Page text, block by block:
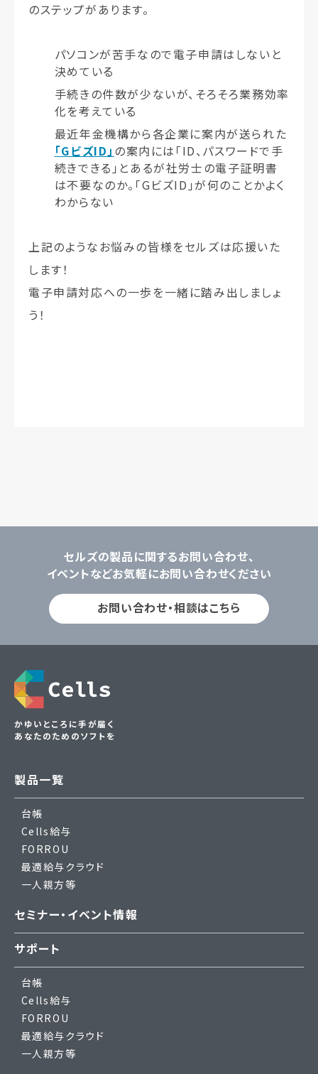
のステップがあります。
パソコンが苦手なので電子申請はしないと
決めている
手続きの件数が少ないが、そろそろ業務効率
化を考えている
最近年金機構から各企業に案内が送られた
「GビズID」 の案内には「ID、パスワードで手
続きできる」とあるが社労士の電子証明書
は不要なのか。「GビズID」が何のことかよく
わからない
上記のようなお悩みの皆様をセルズは応援いた
します！
電子申請対応への一歩を一緒に踏み出しましょ
う！
セルズの製品に関するお問い合わせ、
イベントなどお気軽にお問い合わせください
お問い合わせ・相談はこちら
かゆいところに手が届く
あなたのためのソフトを
製品一覧
台帳
Cells給与
FORROU
最適給与クラウド
一人親方等
セミナー・イベント情報
サポート
台帳
Cells給与
FORROU
最適給与クラウド
一人親方等